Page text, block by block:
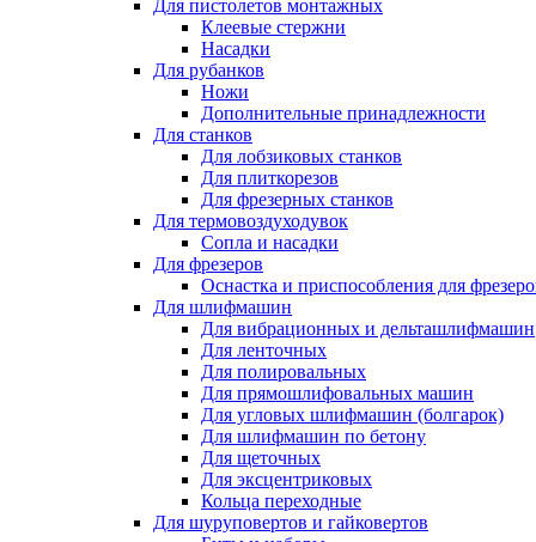
Для пистолетов монтажных
Клеевые стержни
Насадки
Для рубанков
Ножи
Дополнительные принадлежности
Для станков
Для лобзиковых станков
Для плиткорезов
Для фрезерных станков
Для термовоздуходувок
Сопла и насадки
Для фрезеров
Оснастка и приспособления для
Для шлифмашин
Для вибрационных и дельташлифмашин
Для ленточных
Для полировальных
Для прямошлифовальных машин
Для угловых шлифмашин (болгарок)
Для шлифмашин по бетону
Для щеточных
Для эксцентриковых
Кольца переходные
Для шуруповертов и гайковертов